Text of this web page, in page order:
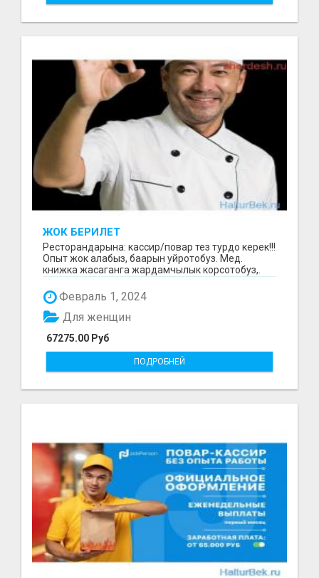
ЖОК БЕРИЛЕТ
Ресторандарына: кассир/повар тез турдо керек!!!
Опыт жок алабыз, баарын уйротобуз. Мед.
книжка жасаганга жардамчылык корсотобуз,.
Февраль 1, 2024
67275.00 Руб
Для женщин
ПОДРОБНЕЙ